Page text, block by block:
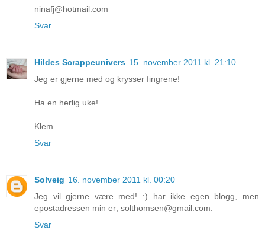
ninafj@hotmail.com
Svar
Hildes Scrappeunivers 15. november 2011 kl. 21:10
Jeg er gjerne med og krysser fingrene!
Ha en herlig uke!
Klem
Svar
Solveig 16. november 2011 kl. 00:20
Jeg vil gjerne være med! :) har ikke egen blogg, men
epostadressen min er; solthomsen@gmail.com.
Svar